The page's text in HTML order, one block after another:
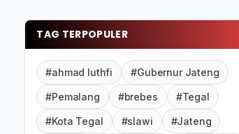
TAG TERPOPULER
#ahmad luthfi #Gubernur Jateng
#Pemalang #brebes #Tegal
#Kota Tegal #slawi #Jateng